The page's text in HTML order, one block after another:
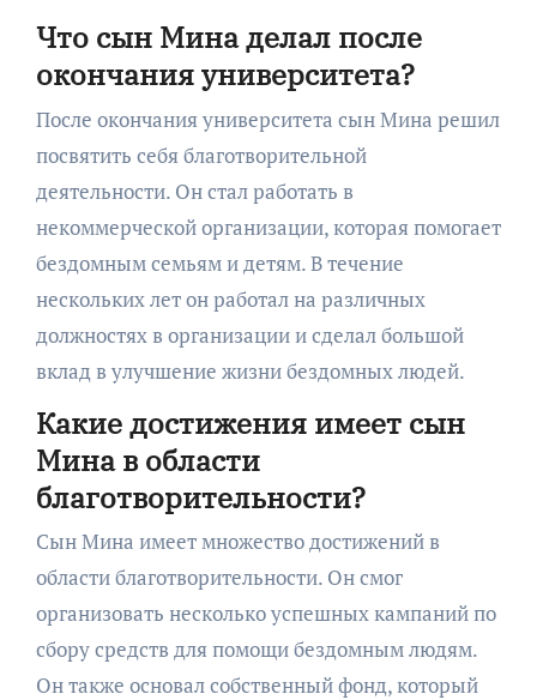
Что сын Мина делал после
окончания университета?
После окончания университета сын Мина решил
посвятить себя благотворительной
деятельности. Он стал работать в
некоммерческой организации, которая помогает
бездомным семьям и детям. В течение
нескольких лет он работал на различных
должностях в организации и сделал большой
вклад в улучшение жизни бездомных людей.
Какие достижения имеет сын
Мина в области
благотворительности?
Сын Мина имеет множество достижений в
области благотворительности. Он смог
организовать несколько успешных кампаний по
сбору средств для помощи бездомным людям.
Он также основал собственный фонд, который